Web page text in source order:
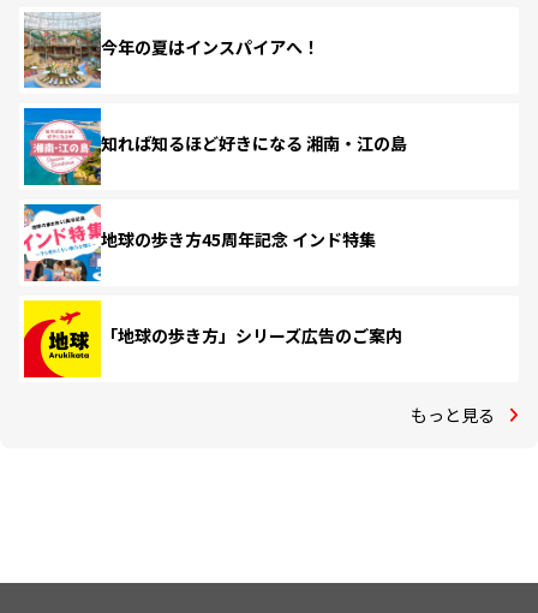
今年の夏はインスパイアへ！
知れば知るほど好きになる 湘南・江の島
地球の歩き方45周年記念 インド特集
「地球の歩き方」シリーズ広告のご案内
もっと見る